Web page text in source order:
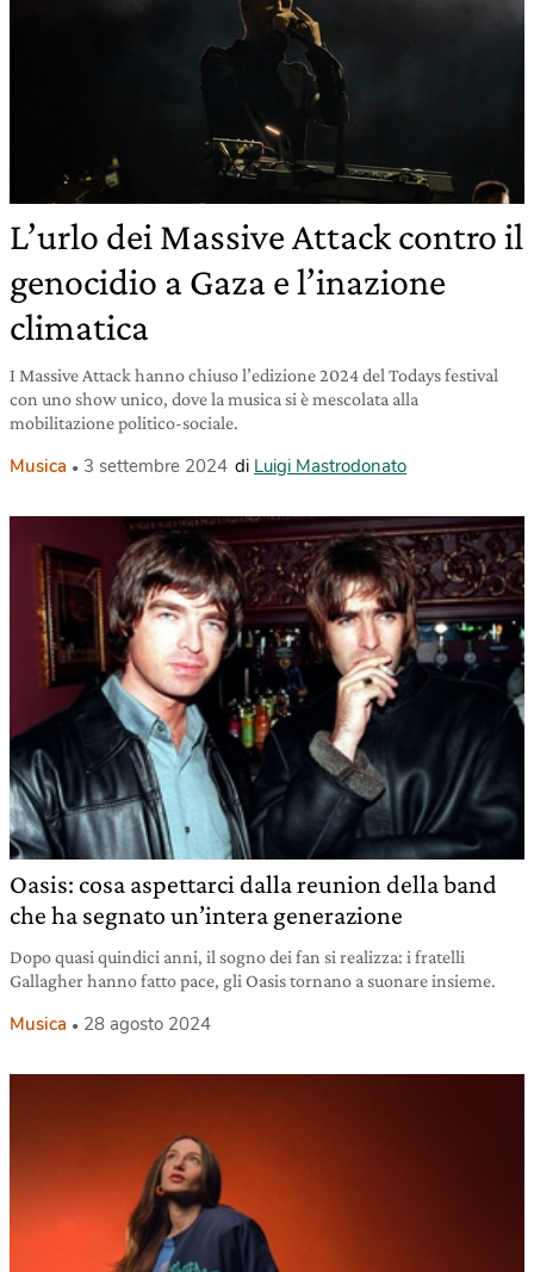
L’urlo dei Massive Attack contro il
genocidio a Gaza e l’inazione
climatica
I Massive Attack hanno chiuso l’edizione 2024 del Todays festival
con uno show unico, dove la musica si è mescolata alla
mobilitazione politico-sociale.
Musica 3 settembre 2024 di Luigi Mastrodonato
Oasis: cosa aspettarci dalla reunion della band
che ha segnato un’intera generazione
Dopo quasi quindici anni, il sogno dei fan si realizza: i fratelli
Gallagher hanno fatto pace, gli Oasis tornano a suonare insieme.
Musica 28 agosto 2024